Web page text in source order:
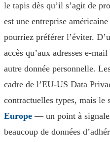
le tapis dès qu’il s’agit de
est une entreprise
pourriez préférer l’éviter.
accès qu’aux adresses e-
autre donnée personnelle.
cadre de l’EU-US Data
contractuelles types, mais le
Europe — un point à
beaucoup de données